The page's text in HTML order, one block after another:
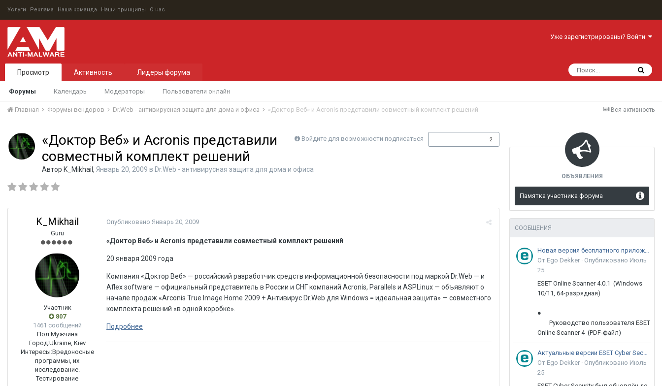
Услуги Реклама Наша команда Наши принципы О нас
Уже зарегистрированы? Войти
Просмотр
Форумы Календарь Модераторы Пользователи онлайн
Активность Лидеры форума
Вся активность
Главная Форумы вендоров Dr.Web - антивирусная защита для дома и офиса «Доктор Веб» и Acronis представили совместный комплект решений
Войдите для возможности подписаться 2
«Доктор Веб» и Acronis представили
совместный комплект решений
Автор K_Mikhail , Январь 20, 2009 в Dr.Web - антивирусная защита для дома и офиса
K_Mikhail
Guru
Участник
807
1461 сообщений
Пол:Мужчина
Город:Ukraine, Kiev
Интересы:Вредоносные
программы, их
исследование.
Тестирование
Опубликовано Январь 20, 2009
«Доктор Веб» и Acronis представили совместный комплект решений
20 января 2009 года
Компания «Доктор Веб» — российский разработчик средств информационной безопасности под маркой Dr.Web — и
Aflex software — официальный представитель в России и СНГ компаний Acronis, Parallels и ASPLinux — объявляют о
начале продаж «Arconis True Image Home 2009 + Антивирус Dr.Web для Windows = идеальная защита» — совместного
комплекта решений «в одной коробке».
Подробнее
ОБЪЯВЛЕНИЯ
Памятка участника форума
СООБЩЕНИЯ
Новая версия бесплатного приложения ESET Online Scanner доступна пользователям
От Ego Dekker · Опубликовано Июль
25
ESET Online Scanner 4.0.1 (Windows
10/11, 64-разрядная)
●
Руководство пользователя ESET
Online Scanner 4 (PDF-файл)
Актуальные версии ESET Cyber Security 9
От Ego Dekker · Опубликовано Июль
25